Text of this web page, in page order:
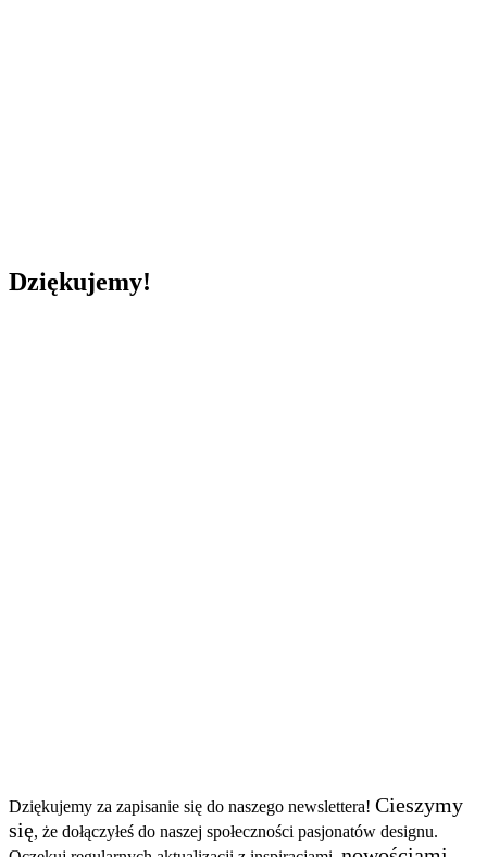
Dziękujemy!
Dziękujemy za zapisanie się do naszego newslettera! Cieszymy
się, że dołączyłeś do naszej społeczności pasjonatów designu.